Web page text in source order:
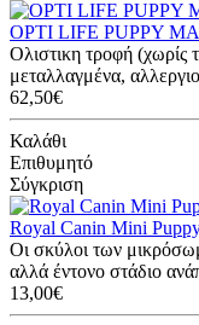
OPTI LIFE PUPPY
Ολιστικη τροφή (χωρίς
μεταλλαγμένα,
62,50€
Καλάθι
Επιθυμητό
Σύγκριση
Royal Canin Mini
Οι σκύλοι των
αλλά έντονο στάδιο
13,00€